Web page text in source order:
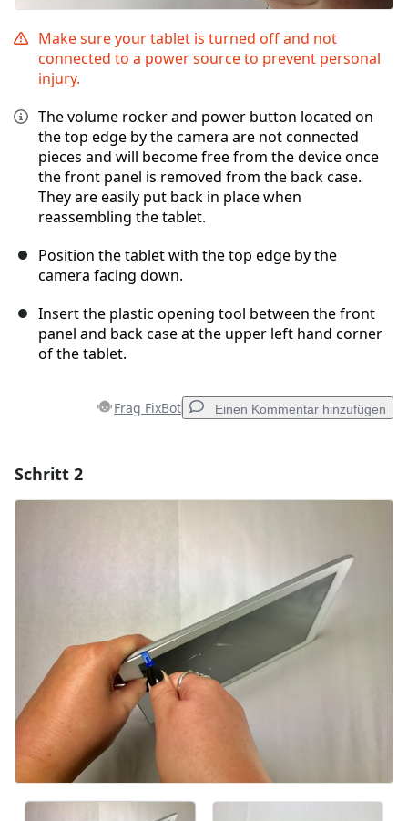
Make sure your tablet is turned off and not
connected to a power source to prevent personal
injury.
The volume rocker and power button located on
the top edge by the camera are not connected
pieces and will become free from the device once
the front panel is removed from the back case.
They are easily put back in place when
reassembling the tablet.
Position the tablet with the top edge by the
camera facing down.
Insert the plastic opening tool between the front
panel and back case at the upper left hand corner
of the tablet.
Frag FixBot Einen Kommentar hinzufügen
Abbrechen Kommentieren
Schritt 2